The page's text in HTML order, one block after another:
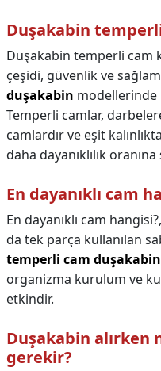
Duşakabin
Duşakabin temperli cam
çeşidi, güvenlik ve
duşakabin modellerinde
Temperli camlar,
camlardır ve eşit
daha dayanıklılık
En dayanıklı cam
En dayanıklı cam hangisi?,
da tek parça kullanılan
temperli cam duşakabin
organizma kurulum ve
etkindir.
Duşakabin
gerekir?